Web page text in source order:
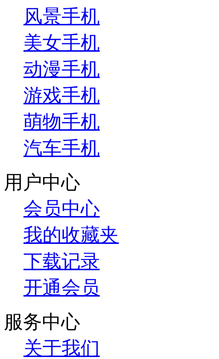
风景手机
美女手机
动漫手机
游戏手机
萌物手机
汽车手机
用户中心
会员中心
我的收藏夹
下载记录
开通会员
服务中心
关于我们